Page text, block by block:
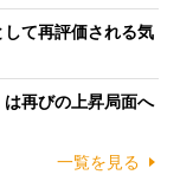
て再評価される気
再びの上昇局面へ
一覧を見る